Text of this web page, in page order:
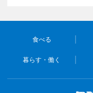
食べる
暮らす・働く